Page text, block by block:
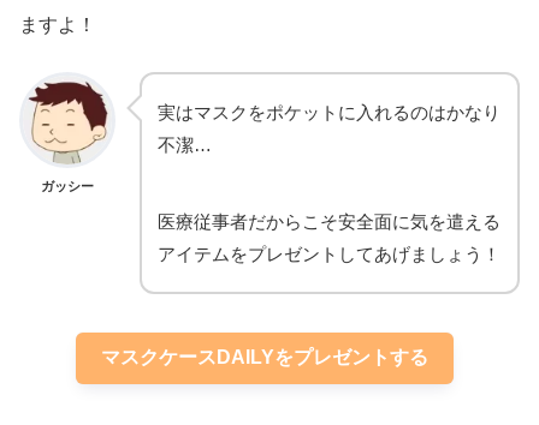
ますよ！
ガッシー
実はマスクをポケットに入れるのはかなり
不潔…
医療従事者だからこそ安全面に気を遣える
アイテムをプレゼントしてあげましょう！
マスクケースDAILYをプレゼントする